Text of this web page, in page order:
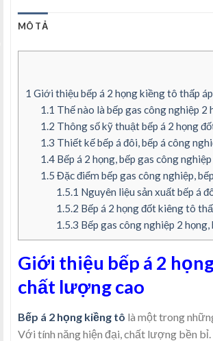
MÔ TẢ
1 Giới thiệu bếp á 2 họng kiềng tô thấp
1.1 Thế nào là bếp gas công nghiệp 2
1.2 Thông số kỹ thuật bếp á 2 họng
1.3 Thiết kế bếp á đôi, bếp á công
1.4 Bếp á 2 họng, bếp gas công
1.5 Đặc điểm bếp gas công nghiệp,
1.5.1 Nguyên liệu sản xuất bếp á
1.5.2 Bếp á 2 họng đốt kiêng tô
1.5.3 Bếp gas công nghiệp 2
Giới thiệu bếp á 2
chất lượng cao
Bếp á 2 họng kiềng tô là một trong
Với tính năng hiện đại, chất lượng bền bỉ.